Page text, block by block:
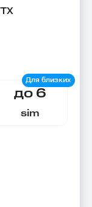
до 6
sim